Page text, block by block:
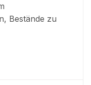
Bestände zu